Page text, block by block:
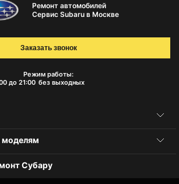
Ремонт автомобилей
Сервис Subaru в Москве
Режим работы:
до 21:00 без выходных
Заказать звонок
моделям
Субару